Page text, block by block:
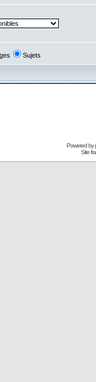
Sujets
Powered by
Site